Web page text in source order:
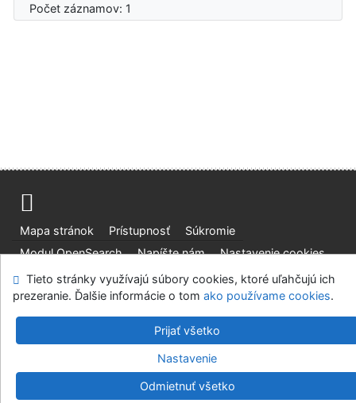
Počet záznamov: 1
Mapa stránok Prístupnosť
Súkromie
Modul OpenSearch
Napíšte nám Nastavenie cookies
Slovenská lesnícka a drevárska knižnica pri Technickej
v.4.8.63a-Cosmotron Slovakia, s.r.o.
Tieto stránky využívajú súbory cookies, ktoré uľahčujú ich
prezeranie. Ďalšie informácie o tom ako používame cookies.
Prijať všetko
Nastavenie
Odmietnuť všetko